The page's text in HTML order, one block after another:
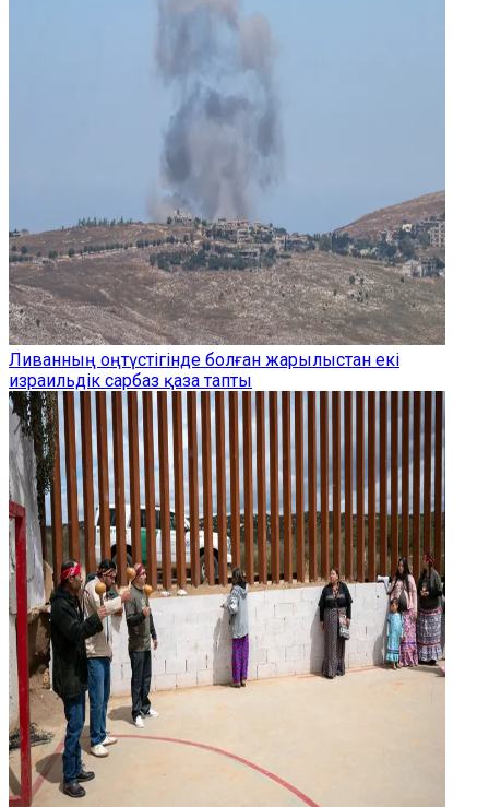
Ливанның оңтүстігінде болған жарылыстан екі
израильдік сарбаз қаза тапты